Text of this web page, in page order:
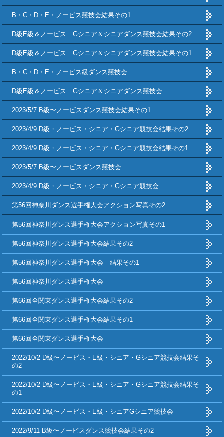
B・C・D・E・ノービス競技会結果その1
D級E級＆ノービス Gシニア＆シニアダンス競技会結果その2
D級E級＆ノービス Gシニア＆シニアダンス競技会結果その1
B・C・D・E・ノービス級ダンス競技会
D級E級＆ノービス Gシニア＆シニアダンス競技会
2023/5/7 B級〜ノービスダンス競技会結果その1
2023/4/9 D級・ノービス・シニア・Gシニア競技会結果その2
2023/4/9 D級・ノービス・シニア・Gシニア競技会結果その1
2023/5/7 B級〜ノービスダンス競技会
2023/4/9 D級・ノービス・シニア・Gシニア競技会
第56回神奈川ダンス選手権大会アクション写真その2
第56回神奈川ダンス選手権大会アクション写真その1
第56回神奈川ダンス選手権大会結果その2
第56回神奈川ダンス選手権大会 結果その1
第56回神奈川ダンス選手権大会
第66回全関東ダンス選手権大会結果その2
第66回全関東ダンス選手権大会結果その1
第66回全関東ダンス選手権大会
2022/10/2 D級〜ノービス・E級・シニア・Gシニア競技会結果そ
の2
2022/10/2 D級〜ノービス・E級・シニア・Gシニア競技会結果そ
の1
2022/10/2 D級〜ノービス・E級・シニアGシニア競技会
2022/9/11 B級〜ノービスダンス競技会結果その2